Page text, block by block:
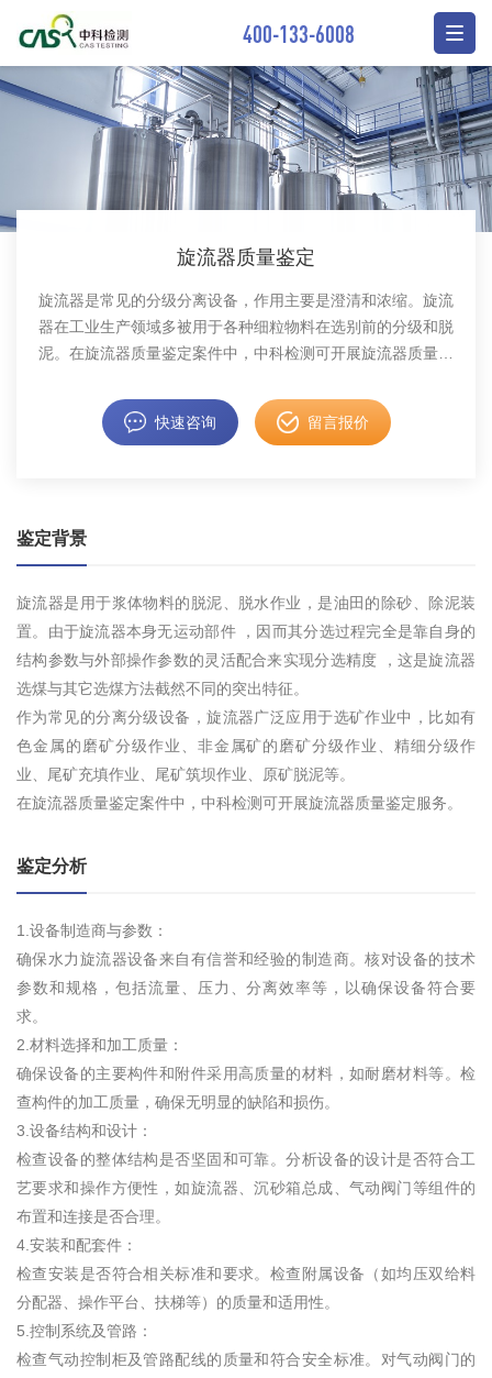
400-133-6008
旋流器质量鉴定
旋流器是常见的分级分离设备，作用主要是澄清和浓缩。旋流
器在工业生产领域多被用于各种细粒物料在选别前的分级和脱
泥。在旋流器质量鉴定案件中，中科检测可开展旋流器质量鉴
快速咨询 留言报价
鉴定背景
旋流器是用于浆体物料的脱泥、脱水作业，是油田的除砂、除泥装
置。由于旋流器本身无运动部件 ，因而其分选过程完全是靠自身的
结构参数与外部操作参数的灵活配合来实现分选精度 ，这是旋流器
选煤与其它选煤方法截然不同的突出特征。
作为常见的分离分级设备，旋流器广泛应用于选矿作业中，比如有
色金属的磨矿分级作业、非金属矿的磨矿分级作业、精细分级作
业、尾矿充填作业、尾矿筑坝作业、原矿脱泥等。
在旋流器质量鉴定案件中，中科检测可开展旋流器质量鉴定服务。
鉴定分析
1.设备制造商与参数：
确保水力旋流器设备来自有信誉和经验的制造商。核对设备的技术
参数和规格，包括流量、压力、分离效率等，以确保设备符合要
求。
2.材料选择和加工质量：
确保设备的主要构件和附件采用高质量的材料，如耐磨材料等。检
查构件的加工质量，确保无明显的缺陷和损伤。
3.设备结构和设计：
检查设备的整体结构是否坚固和可靠。分析设备的设计是否符合工
艺要求和操作方便性，如旋流器、沉砂箱总成、气动阀门等组件的
布置和连接是否合理。
4.安装和配套件：
检查安装是否符合相关标准和要求。检查附属设备（如均压双给料
分配器、操作平台、扶梯等）的质量和适用性。
5.控制系统及管路：
检查气动控制柜及管路配线的质量和符合安全标准。对气动阀门的